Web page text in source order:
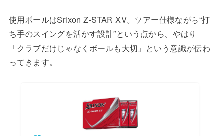
使用ボールはSrixon Z-STAR XV。ツアー仕様ながら“打
ち手のスイングを活かす設計”という点から、やはり
「クラブだけじゃなくボールも大切」という意識が伝わ
ってきます。